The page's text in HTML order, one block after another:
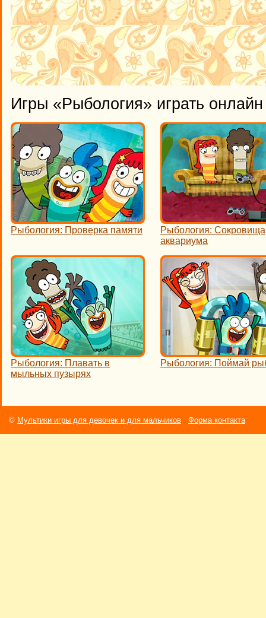
Игры «Рыбология» играть онлайн
Рыбология: Проверка памяти
Рыбология: Сокровища
аквариума
Рыбология: Плавать в
мыльных пузырях
Рыбология: Поймай
© Мультики игры для девочек и для мальчиков Форма контакта